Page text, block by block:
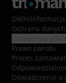
OWH/
Ochrona
Prawo zwrotu
Proces
Oświadczenie o